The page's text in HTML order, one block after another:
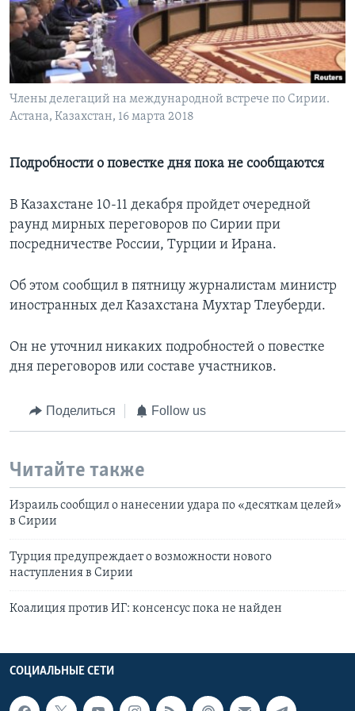
Learning English
СОЦИАЛЬНЫЕ СЕТИ
Члены делегаций на международной встрече по Сирии.
Астана, Казахстан, 16 марта 2018
Подробности о повестке дня пока не сообщаются
В Казахстане 10-11 декабря пройдет очередной
раунд мирных переговоров по Сирии при
посредничестве России, Турции и Ирана.
Об этом сообщил в пятницу журналистам министр
иностранных дел Казахстана Мухтар Тлеуберди.
Он не уточнил никаких подробностей о повестке
дня переговоров или составе участников.
Поделиться Follow us
Читайте также
Израиль сообщил о нанесении удара по «десяткам целей»
в Сирии
Турция предупреждает о возможности нового
наступления в Сирии
Коалиция против ИГ: консенсус пока не найден
СОЦИАЛЬНЫЕ СЕТИ